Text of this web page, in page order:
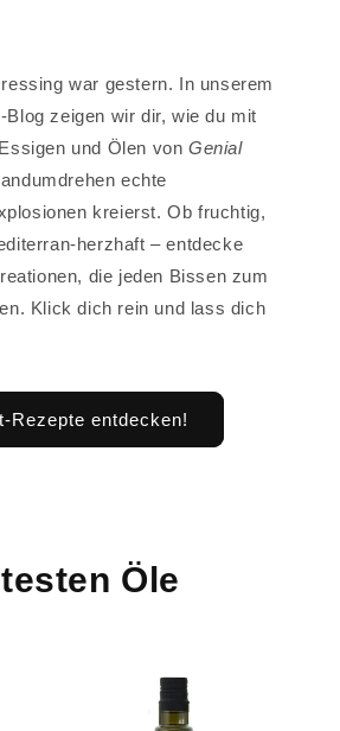
war gestern. In unserem
Blog zeigen wir dir, wie du mit
und Ölen vonGenial
echte
kreierst. Ob fruchtig,
herzhaft – entdecke
die jeden Bissen zum
Klick dich rein und lass dich
Rezepte entdecken!
Öle